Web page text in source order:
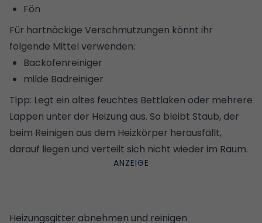
Fön
Für hartnäckige Verschmutzungen könnt ihr
folgende Mittel verwenden:
Backofenreiniger
milde Badreiniger
Tipp: Legt ein altes feuchtes Bettlaken oder mehrere
Lappen unter der Heizung aus. So bleibt Staub, der
beim Reinigen aus dem Heizkörper herausfällt,
darauf liegen und verteilt sich nicht wieder im Raum.
Heizungsgitter abnehmen und reinigen